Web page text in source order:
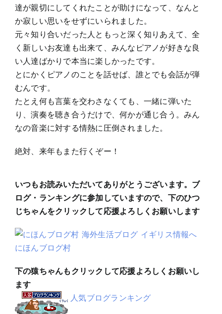
達が親切にしてくれたことが助けになって、なんと
か寂しい思いをせずにいられました。
元々知り合いだった人ともっと深く知りあえて、全
く新しいお友達も出来て、みんなピアノが好きな良
い人達ばかりで本当に楽しかったです。
とにかくピアノのことを話せば、誰とでも会話が弾
むんです。
たとえ何も言葉を交わさなくても、一緒に弾いた
り、演奏を聴き合うだけで、何かが通じ合う。みん
なの音楽に対する情熱に圧倒されました。
絶対、来年もまた行くぞー！
いつもお読みいただいてありがとうございます。ブ
ログ・ランキングに参加していますので、下のひつ
じちゃんをクリックして応援よろしくお願いします
にほんブログ村
下の猿ちゃんもクリックして応援よろしくお願いし
ます
人気ブログランキング